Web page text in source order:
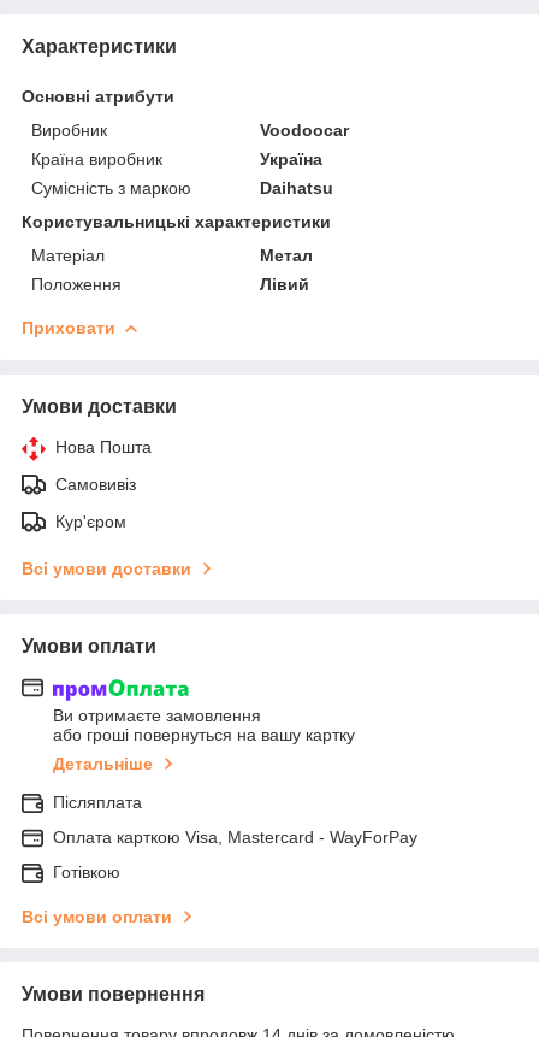
Характеристики
Основні атрибути
Виробник
Voodoocar
Країна виробник
Україна
Сумісність з маркою
Daihatsu
Користувальницькі характеристики
Матеріал
Метал
Положення
Лівий
Приховати
Умови доставки
Нова Пошта
Самовивіз
Кур'єром
Всі умови доставки
Умови оплати
Ви отримаєте замовлення
або гроші повернуться на вашу картку
Детальніше
Післяплата
Оплата карткою Visa, Mastercard - WayForPay
Готівкою
Всі умови оплати
Умови повернення